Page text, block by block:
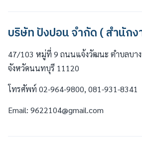
บริษัท ปังปอน จำกัด ( สำนัก
47/103 หมู่ที่ 9 ถนนแจ้งวัฒนะ ตำบลบาง
จังหวัดนนทบุรี 11120
โทรศัพท์ 02-964-9800, 081-931-8341
Email: 9622104@gmail.com